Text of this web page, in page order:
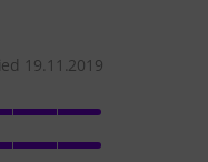
19.11.2019